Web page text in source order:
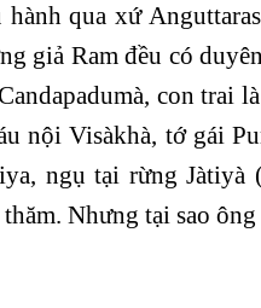
qua xứ
giả Ram đều có
con trai
nội Visàkhà, tớ gái
ngụ tại rừng Jàtiyà
Nhưng tại sao